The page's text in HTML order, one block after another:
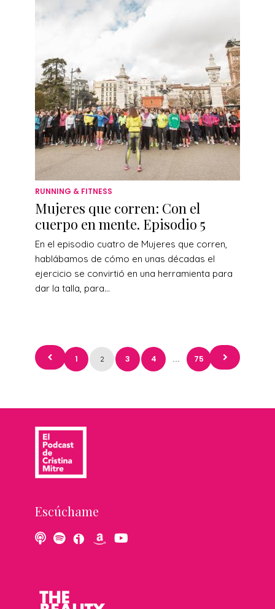
RUNNING & FITNESS
Mujeres que corren: Con el
cuerpo en mente. Episodio 5
En el episodio cuatro de Mujeres que corren,
hablábamos de cómo en unas décadas el
ejercicio se convirtió en una herramienta para
dar la talla, para...
Paginación
de
1 2 3 4 75
Escúchame